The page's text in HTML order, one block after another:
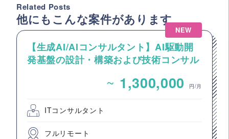
Related Posts
他にもこんな案件があります
NEW
【生成AI/AIコンサルタント】AI駆動開
発基盤の設計・構築および技術コンサル
~ 1,300,000 円/月
ITコンサルタント
フルリモート